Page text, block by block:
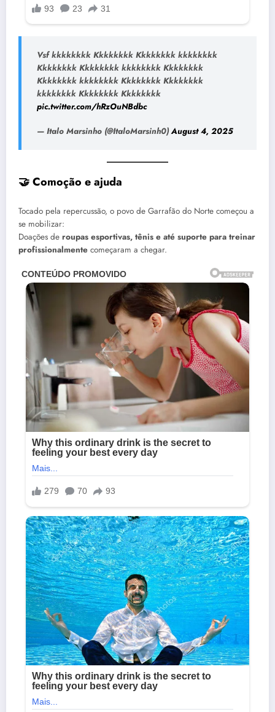
Vsf kkkkkkkk Kkkkkkkk Kkkkkkkk kkkkkkkk
Kkkkkkkk Kkkkkkkk kkkkkkkk Kkkkkkkk
Kkkkkkkk kkkkkkkk Kkkkkkkk Kkkkkkkk
kkkkkkkk Kkkkkkkk Kkkkkkkk
pic.twitter.com/hRzOuNBdbc
— Italo Marsinho (@ItaloMarsinh0)August 4, 2025
🤝 Comoção e ajuda
Tocado pela repercussão, o povo de Garrafão do Norte começou a
se mobilizar:
Doações de roupas esportivas, tênis e até suporte para treinar
profissionalmente começaram a chegar.